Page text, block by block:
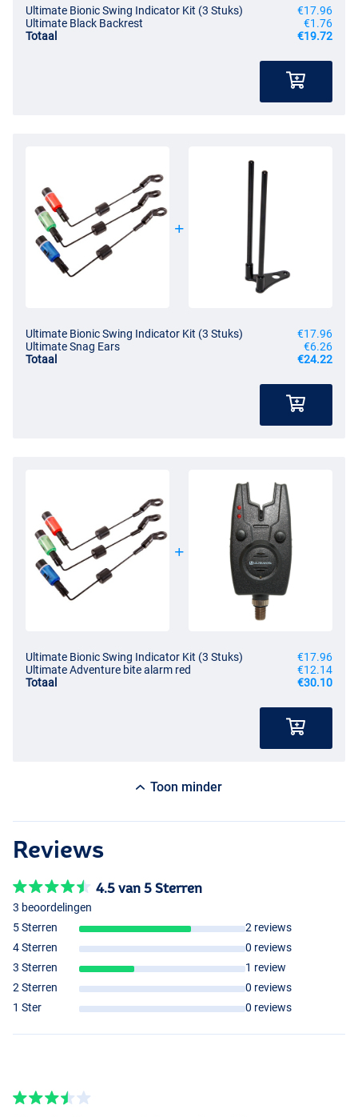
Ultimate Bionic Swing Indicator Kit (3 Stuks)
€17.96
Ultimate Black Backrest
€1.76
Totaal
€19.72
Ultimate Bionic Swing Indicator Kit (3 Stuks)
€17.96
Ultimate Snag Ears
€6.26
Totaal
€24.22
Ultimate Bionic Swing Indicator Kit (3 Stuks)
€17.96
Ultimate Adventure bite alarm red
€12.14
Totaal
€30.10
Toon minder
Reviews
4.5 van 5 Sterren
3 beoordelingen
5 Sterren
2 reviews
4 Sterren
0 reviews
3 Sterren
1 review
2 Sterren
0 reviews
1 Ster
0 reviews